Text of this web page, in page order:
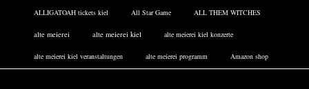
ALLIGATOAH tickets kiel All Star Game ALL THEM WITCHES
alte meierei alte meierei kiel alte meierei kiel konzerte
alte meierei kiel veranstaltungen alte meierei programm Amazon shop